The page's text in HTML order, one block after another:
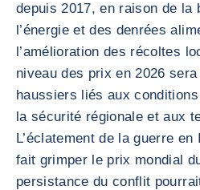
depuis 2017, en raison de la
l’énergie et des denrées
l’amélioration des récoltes
niveau des prix en 2026
haussiers liés aux
la sécurité régionale et aux
L’éclatement de la guerre
fait grimper le prix mondial
persistance du conflit